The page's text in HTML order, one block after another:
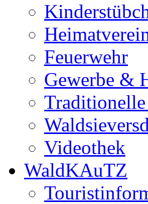
Feuerwehr
Gewerbe &
Traditionelle
Videothek
WaldKAuTZ